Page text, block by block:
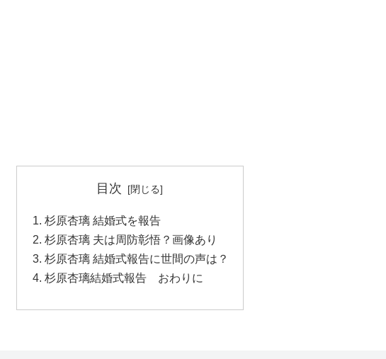
目次
杉原杏璃 結婚式を報告
杉原杏璃 夫は周防彰悟？画像あり
杉原杏璃 結婚式報告に世間の声は？
杉原杏璃結婚式報告 おわりに